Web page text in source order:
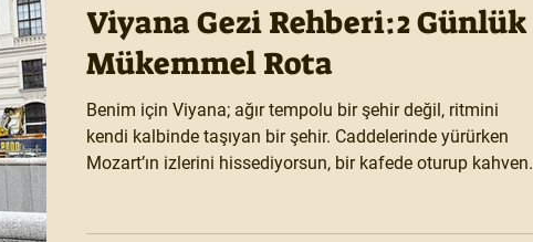
Viyana Gezi Rehberi:2 Günlük
Mükemmel Rota
Benim için Viyana; ağır tempolu bir şehir değil, ritmini
kendi kalbinde taşıyan bir şehir. Caddelerinde yürürken
Mozart’ın izlerini hissediyorsun, bir kafede oturup kahveni